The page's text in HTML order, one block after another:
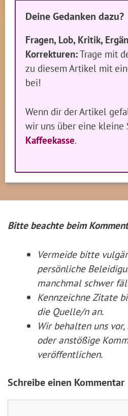
Deine Gedanken dazu?
Fragen, Lob, Kritik,
Korrekturen:Trage mit
zu diesem Artikel mit
bei!
Wenn dir der Artikel
wir uns über eine kleine
Kaffeekasse.
Bitte beachte beim
Vermeide bitte
persönliche
manchmal schwer
Kennzeichne Zitate
die Quelle/n an.
Wir behalten uns
oder anstößige
veröffentlichen.
Schreibe einen Kommentar